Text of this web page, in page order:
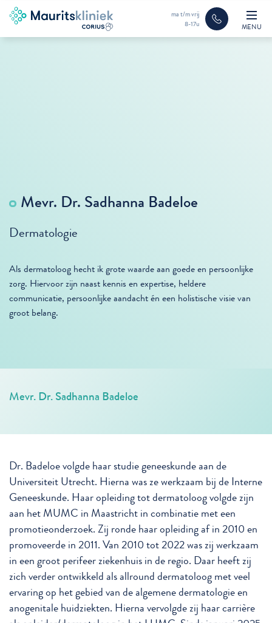
ma t/m vrij
8-17u
MENU
Mevr. Dr. Sadhanna Badeloe
Dermatologie
Als dermatoloog hecht ik grote waarde aan goede en persoonlijke
zorg. Hiervoor zijn naast kennis en expertise, heldere
communicatie, persoonlijke aandacht én een holistische visie van
groot belang.
Mevr. Dr. Sadhanna Badeloe
Dr. Badeloe volgde haar studie geneeskunde aan de
Universiteit Utrecht. Hierna was ze werkzaam bij de Interne
Geneeskunde. Haar opleiding tot dermatoloog volgde zijn
aan het MUMC in Maastricht in combinatie met een
promotieonderzoek. Zij ronde haar opleiding af in 2010 en
promoveerde in 2011. Van 2010 tot 2022 was zij werkzaam
in een groot perifeer ziekenhuis in de regio. Daar heeft zij
zich verder ontwikkeld als allround dermatoloog met veel
ervaring op het gebied van de algemene dermatologie en
anogenitale huidziekten. Hierna vervolgde zij haar carrière